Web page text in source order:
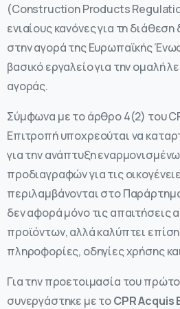
(Construction Products
ενιαίους κανόνες για τη
στην αγορά της Ευρωπαϊκής
βασικό εργαλείο για την ομαλή
αγοράς.
Σύμφωνα με το άρθρο 4(2) του
Επιτροπή υποχρεούται να
για την ανάπτυξη
προδιαγραφών για τις
περιλαμβάνονται στο
δεν αφορά μόνο τις
προϊόντων, αλλά καλύπτει
πληροφορίες, οδηγίες χρήσης
Για την προετοιμασία του
συνεργάστηκε με τοCPR Acquis